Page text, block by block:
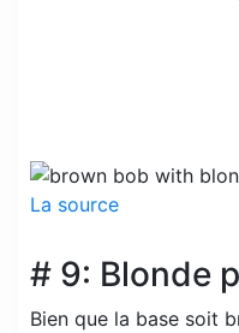
La source
# 9: Blonde
Bien que la base soit